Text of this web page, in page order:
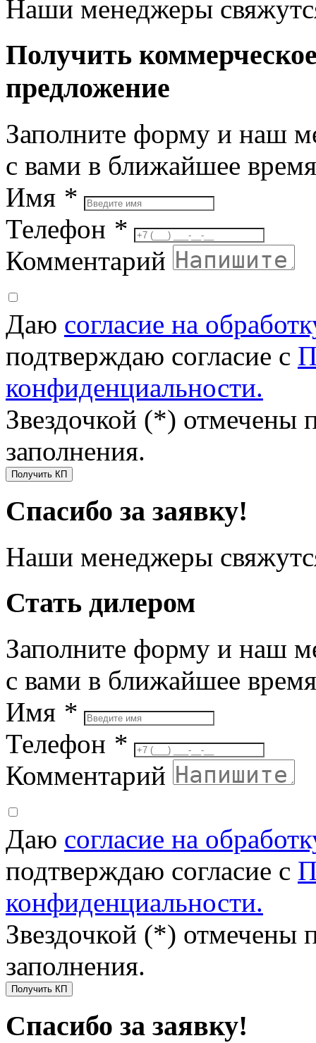
Наши менеджеры
Получить
предложение
Заполните форму и наш
с вами в ближайшее время
Имя *
Телефон *
Комментарий
Даю согласие на
подтверждаю согласие с
конфиденциальности.
Звездочкой (*) отмечены
заполнения.
Получить КП
Спасибо за заявку!
Наши менеджеры
Стать дилером
Заполните форму и наш
с вами в ближайшее время
Имя *
Телефон *
Комментарий
Даю согласие на
подтверждаю согласие с
конфиденциальности.
Звездочкой (*) отмечены
заполнения.
Получить КП
Спасибо за заявку!